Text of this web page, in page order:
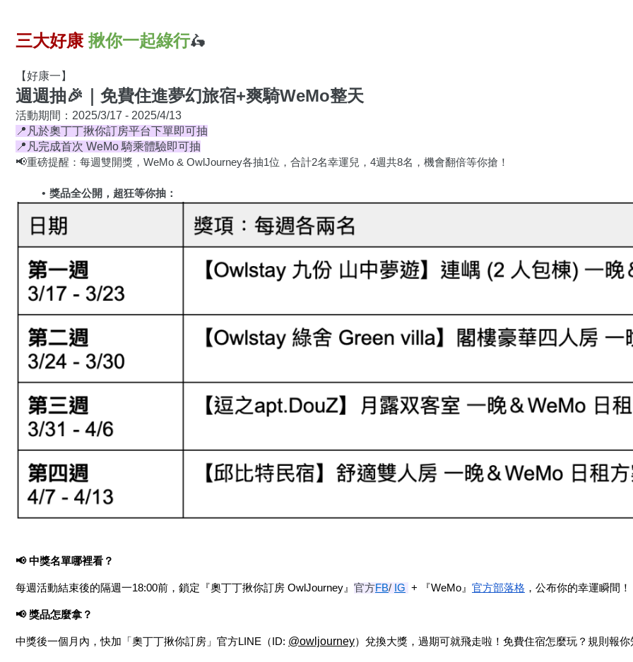
三大好康 揪你一起綠行🛵
【好康一】
週週抽🎉｜免費住進夢幻旅宿+爽騎WeMo整天
📍凡於奧丁丁揪你訂房平台下單即可抽
📍凡完成首次 WeMo 騎乘體驗即可抽
📢重磅提醒：每週雙開獎，WeMo & OwlJourney各抽1位，合計2名幸運兒，4週共8名，機會翻倍等你搶！
獎品全公開，超狂等你抽：
📢 中獎名單哪裡看？
每週活動結束後的隔週一18:00前，鎖定『奧丁丁揪你訂房 OwlJourney』 官方FB/ IG + 『WeMo』 官方部落格 ，公布你的幸運瞬間！
📢 獎品怎麼拿？
中獎後一個月內，快加「奧丁丁揪你訂房」官方LINE（ID: @owljourney）兌換大獎，過期可就飛走啦！免費住宿怎麼玩？規則報你